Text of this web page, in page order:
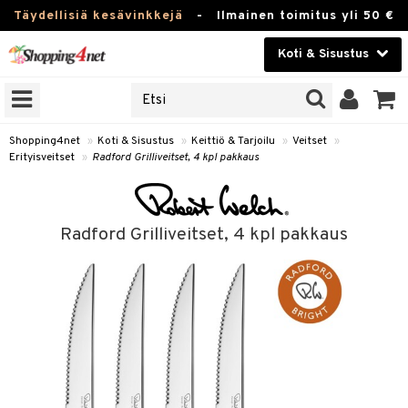
Täydellisiä kesävinkkejä - Ilmainen toimitus yli 50 €
Koti & Sisustus
Kauneudenhoito
Piilolinssit
Fitness
Koti & Sisustus
Lelut, Lapsi & Vauva
Tuotemerkkejä
Kampanjat
Shopping4net » Koti & Sisustus » Keittiö & Tarjoilu » Veitset »
Erityisveitset » Radford Grilliveitset, 4 kpl pakkaus
Radford Grilliveitset, 4 kpl pakkaus
Karahvit
Tee & Espresso